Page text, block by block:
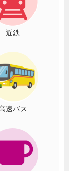
近鉄
速バス